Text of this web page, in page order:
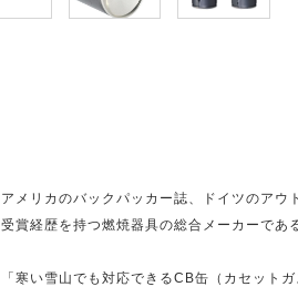
アメリカのバックパッカー誌、ドイツのア
受賞経歴を持つ燃焼器具の総合メーカーであ
「寒い雪山でも対応できるCB缶（カセットガ